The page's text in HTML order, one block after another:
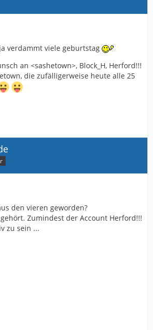
verdammt viele geburtstag
an <sashetown>, Block_H, Herford!!!
die zufälligerweise heute alle 25
den vieren geworden?
Zumindest der Account Herford!!!
zu sein ...